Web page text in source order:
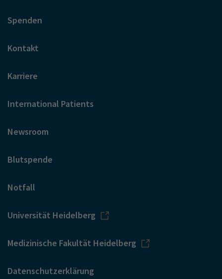
Spenden
Kontakt
Karriere
International Patients
Newsroom
Blutspende
Notfall
Universität Heidelberg
Medizinische Fakultät Heidelberg
Datenschutzerklärung